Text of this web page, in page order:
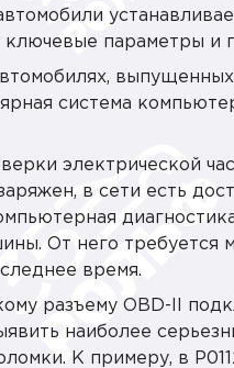
параметры и
система
электрической
в сети есть
От него требуется
время.
разъему OBD-II
наиболее
К примеру, в